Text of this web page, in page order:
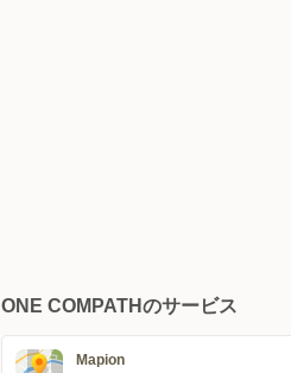
ONE COMPATHのサービス
Mapion